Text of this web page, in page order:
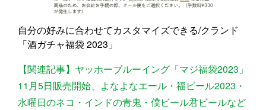
自分の好みに合わせてカスタマイズできる/クランド
「酒ガチャ福袋 2023」
【関連記事】ヤッホーブルーイング「マジ福袋2023」
11月5日販売開始、よなよなエール・福ビール2023・
水曜日のネコ・インドの青鬼・僕ビール君ビールなど